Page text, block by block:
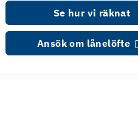
Se hur vi räknat
Ansök om lånelöfte